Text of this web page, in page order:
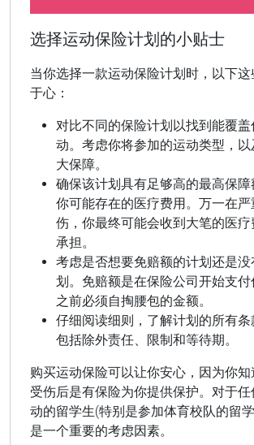
选择运动保险计划的小贴士
当你选择一款运动保险计划时，以下
于心：
对比不同的保险计划以找到能覆
动。考虑你将参加的运动类型，
大保障。
确保该计划具有足够高的最高保
你可能存在的医疗费用。万一在
伤，你最终可能会收到大笔的医疗
承担。
考虑是否想要免赔额的计划还是
划。免赔额是在保险公司开始支付
之前必须自掏腰包的金额。
仔细阅读细则，了解计划的所有
包括除外责任、限制和等待期。
购买运动保险可以让你安心，因为你
受伤后是有保险为你提供保护。对于
动的留学生(特别是参加体育校队的留
是一个重要的考虑因素。